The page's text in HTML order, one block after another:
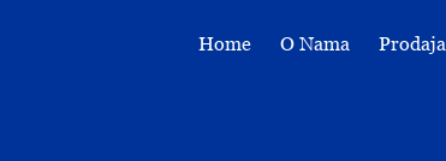
Home O Nama Prodaja